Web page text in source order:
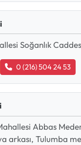
Soğanlık
0 (216) 504 24 53
Abbas
arkası, Tulumba